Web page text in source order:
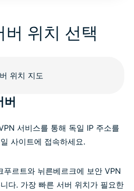
ExpressVPN
countries
Germany
버 위치 선택
서비스를 통해 독일 IP 주소를
사이트에 접속하세요.
푸르트와 뉘른베르크에 보안 VPN
다. 가장 빠른 서버 위치가 필요한